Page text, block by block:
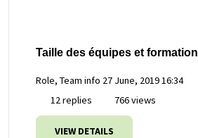
Taille des équipes et formation
Role, Team info 27 June, 2019 16:34
12 replies
766 views
VIEW DETAILS